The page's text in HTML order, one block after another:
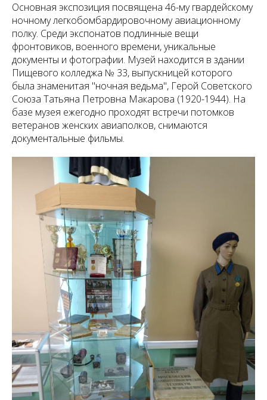
Основная экспозиция посвящена 46-му гвардейскому
ночному легкобомбардировочному авиационному
полку. Среди экспонатов подлинные вещи
фронтовиков, военного времени, уникальные
документы и фотографии. Музей находится в здании
Пищевого колледжа № 33, выпускницей которого
была знаменитая "ночная ведьма", Герой Советского
Союза Татьяна Петровна Макарова (1920-1944). На
базе музея ежегодно проходят встречи потомков
ветеранов женских авиаполков, снимаются
документальные фильмы.